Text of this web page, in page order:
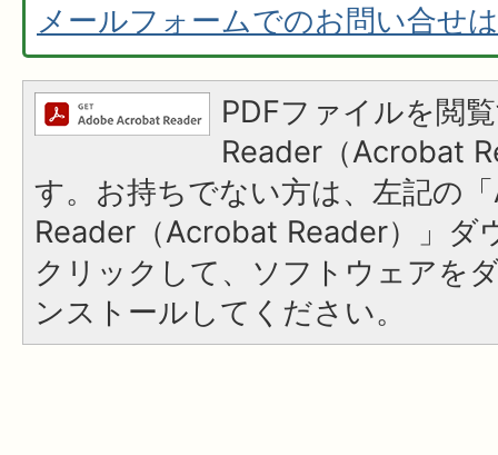
メールフォームでのお問い合せ
PDFファイルを閲
Reader（Acrobat
す。お持ちでない方は、左記の
Reader（Acrobat Reader）」ダ
クリックして、ソフトウェアを
ンストールしてください。